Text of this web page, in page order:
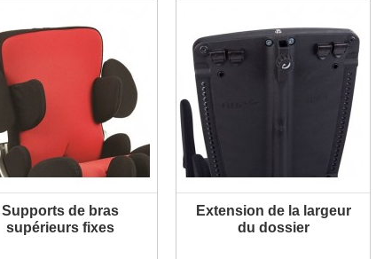
Supports de bras
supérieurs fixes
Extension de la largeur
du dossier
PLUS D'INFORMATION PLUS D'INFORMATION